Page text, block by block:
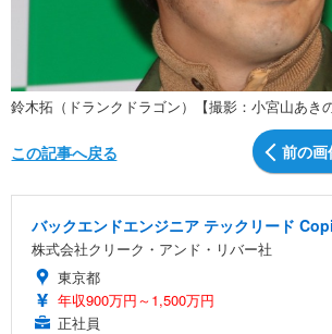
鈴木拓（ドランクドラゴン）【撮影：小宮山あきの
前の画
この記事へ戻る
バックエンドエンジニア テックリード
株式会社クリーク・アンド・リバー社
東京都
年収900万円～1,500万円
正社員